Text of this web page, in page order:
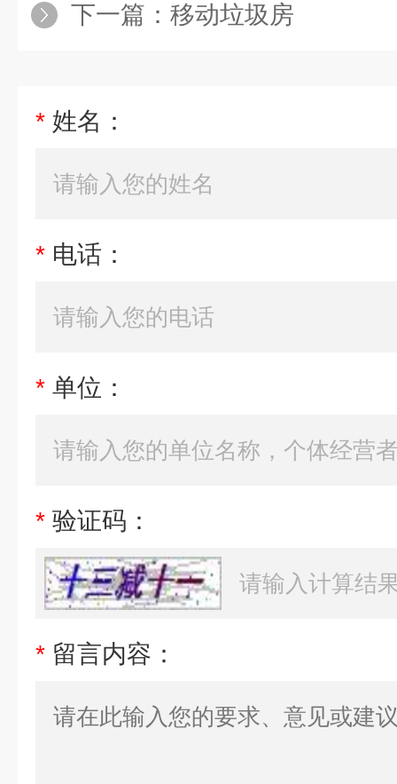
下一篇： 移动垃圾房
* 姓名：
* 电话：
* 单位：
* 验证码：
* 留言内容：